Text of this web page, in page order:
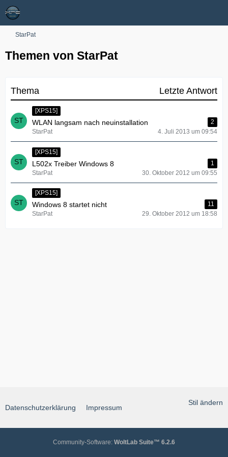
StarPat
Themen von StarPat
Thema Letzte Antwort
[XPS15]
WLAN langsam nach neuinstallation
2
StarPat
4. Juli 2013 um 09:54
[XPS15]
L502x Treiber Windows 8
1
StarPat
30. Oktober 2012 um 09:55
[XPS15]
Windows 8 startet nicht
11
StarPat
29. Oktober 2012 um 18:58
Stil ändern
Datenschutzerklärung Impressum
Community-Software: WoltLab Suite™ 6.2.6